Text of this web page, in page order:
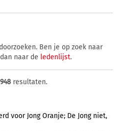
Ben je op zoek naar
naar de ledenlijst.
948 resultaten.
voor Jong Oranje; De Jong niet,